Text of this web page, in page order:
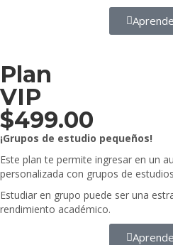
Plan
VIP
$499.00
¡Grupos de estudio pequeños!
Este plan te permite ingresar en un
personalizada con grupos de
Estudiar en grupo puede ser una
rendimiento académico.